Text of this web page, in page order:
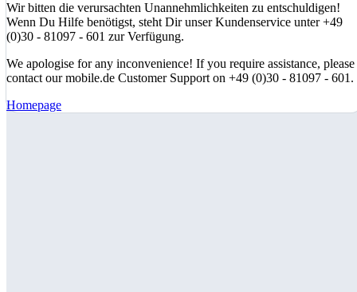
Wir bitten die verursachten Unannehmlichkeiten zu entschuldigen!
Wenn Du Hilfe benötigst, steht Dir unser Kundenservice unter +49
(0)30 - 81097 - 601 zur Verfügung.
We apologise for any inconvenience! If you require assistance, please
contact our mobile.de Customer Support on +49 (0)30 - 81097 - 601.
Homepage